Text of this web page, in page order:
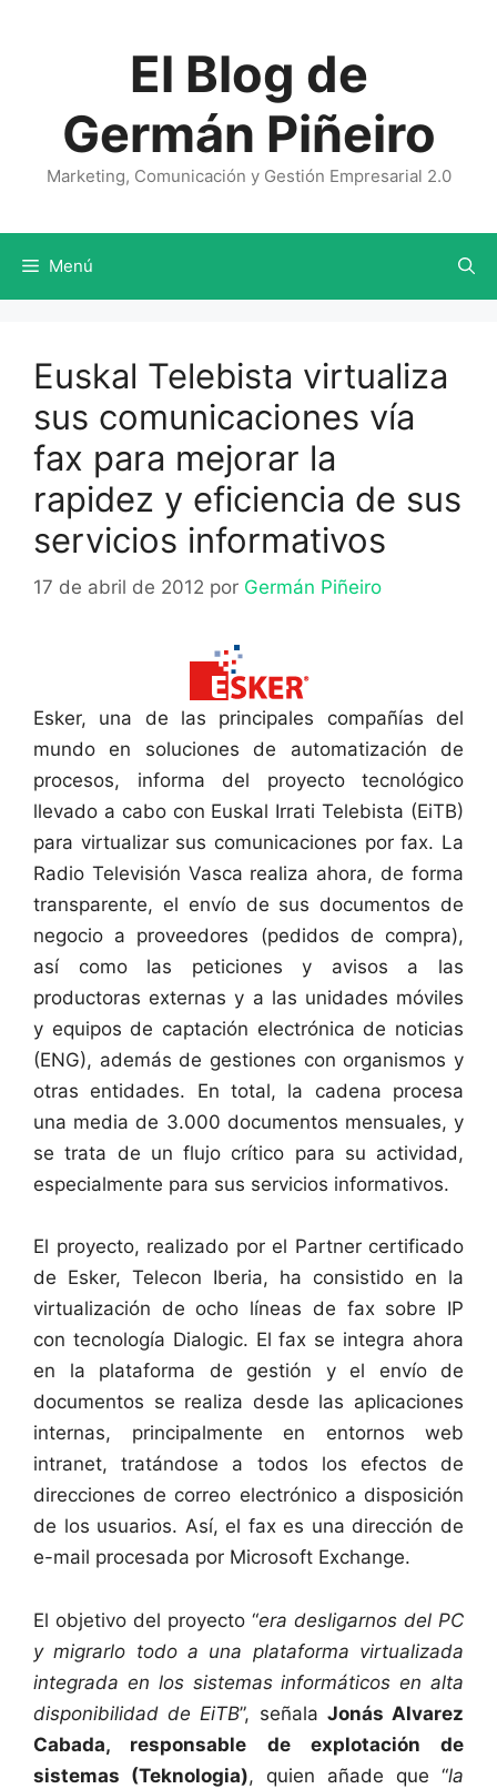
El Blog de
Germán Piñeiro
Marketing, Comunicación y Gestión Empresarial 2.0
Menú
Euskal Telebista virtualiza
sus comunicaciones vía
fax para mejorar la
rapidez y eficiencia de sus
servicios informativos
17 de abril de 2012 por Germán Piñeiro
Esker, una de las principales compañías del
mundo en soluciones de automatización de
procesos, informa del proyecto tecnológico
llevado a cabo con Euskal Irrati Telebista (EiTB)
para virtualizar sus comunicaciones por fax. La
Radio Televisión Vasca realiza ahora, de forma
transparente, el envío de sus documentos de
negocio a proveedores (pedidos de compra),
así como las peticiones y avisos a las
productoras externas y a las unidades móviles
y equipos de captación electrónica de noticias
(ENG), además de gestiones con organismos y
otras entidades. En total, la cadena procesa
una media de 3.000 documentos mensuales, y
se trata de un flujo crítico para su actividad,
especialmente para sus servicios informativos.
El proyecto, realizado por el Partner certificado
de Esker, Telecon Iberia, ha consistido en la
virtualización de ocho líneas de fax sobre IP
con tecnología Dialogic. El fax se integra ahora
en la plataforma de gestión y el envío de
documentos se realiza desde las aplicaciones
internas, principalmente en entornos web
intranet, tratándose a todos los efectos de
direcciones de correo electrónico a disposición
de los usuarios. Así, el fax es una dirección de
e-mail procesada por Microsoft Exchange.
El objetivo del proyecto “era desligarnos del PC
y migrarlo todo a una plataforma virtualizada
integrada en los sistemas informáticos en alta
disponibilidad de EiTB”, señala Jonás Alvarez
Cabada, responsable de explotación de
sistemas (Teknologia), quien añade que “la